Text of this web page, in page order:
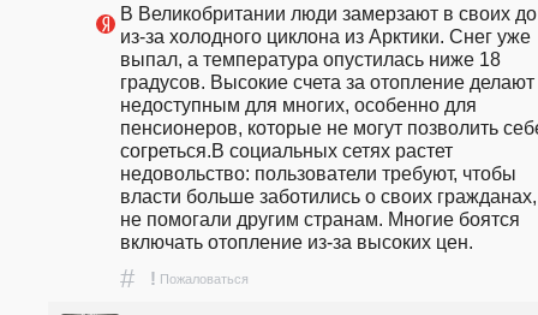
В Великобритании люди замерзают в своих
из-за холодного циклона из Арктики. Снег уже
выпал, а температура опустилась ниже 18
градусов. Высокие счета за отопление делают
недоступным для многих, особенно для
пенсионеров, которые не могут позволить
согреться.В социальных сетях растет
недовольство: пользователи требуют, чтобы
власти больше заботились о своих
не помогали другим странам. Многие боятся
включать отопление из-за высоких цен.
# ! Пожаловаться